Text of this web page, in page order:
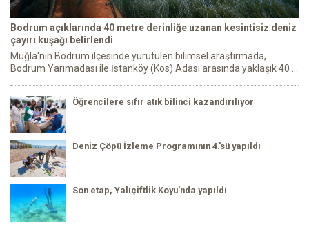
Bodrum açıklarında 40 metre derinliğe uzanan kesintisiz deniz
çayırı kuşağı belirlendi
Muğla'nın Bodrum ilçesinde yürütülen bilimsel araştırmada,
Bodrum Yarımadası ile İstanköy (Kos) Adası arasında yaklaşık 40 ...
Öğrencilere sıfır atık bilinci kazandırılıyor
Deniz Çöpü İzleme Programının 4.’sü yapıldı
Son etap, Yalıçiftlik Koyu'nda yapıldı